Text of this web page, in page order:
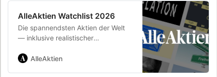
AlleAktien Watchlist 2026
Die spannendsten Aktien der Welt
— inklusive realistischer
von unserem Analystenteam.
AlleAktien